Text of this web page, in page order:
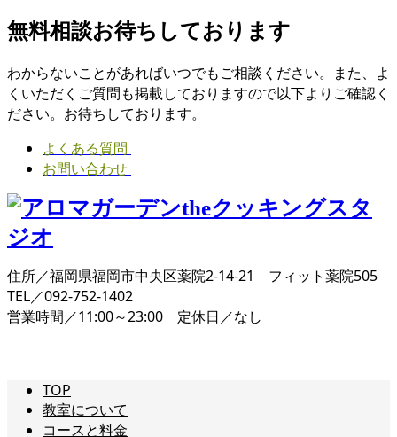
無料相談お待ちしております
わからないことがあればいつでもご相談ください。また、よ
くいただくご質問も掲載しておりますので以下よりご確認く
ださい。お待ちしております。
よくある質問
お問い合わせ
住所／福岡県福岡市中央区薬院2-14-21 フィット薬院505
TEL／092-752-1402
営業時間／11:00～23:00 定休日／なし
TOP
教室について
コースと料金